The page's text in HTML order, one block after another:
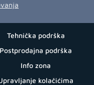
Tehnička podrška
Postprodajna podrška
Info zona
kolačićima